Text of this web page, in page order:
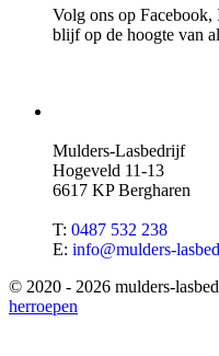
Volg ons op Facebook,
blijf op de hoogte van
Mulders-Lasbedrijf
Hogeveld 11-13
6617 KP Bergharen
T: 0487 532 238
E: info@mulders-
© 2020 - 2026 mulders-
herroepen